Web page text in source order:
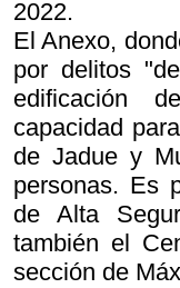
2022.
El Anexo,
por delitos
edificación
capacidad
de Jadue y
personas. Es
de Alta
también el
sección de